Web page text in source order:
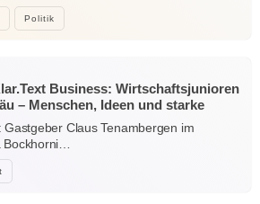
Politik
Business: Wirtschaftsjunioren
– Menschen, Ideen und starke
Gastgeber Claus Tenambergen im
Bockhorni…